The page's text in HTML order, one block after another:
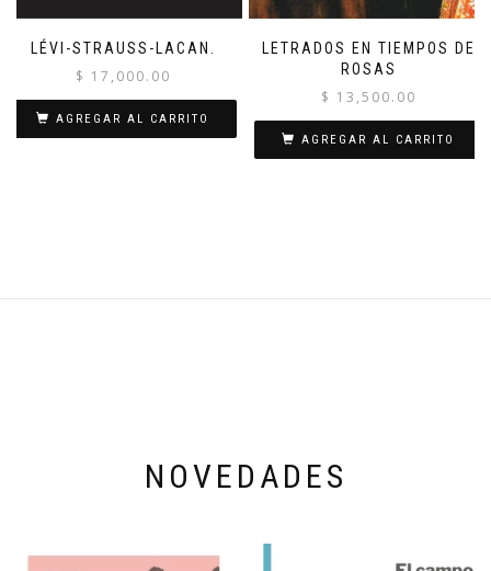
LÉVI-STRAUSS-LACAN.
$ 17,000.00
AGREGAR AL CARRITO
LETRADOS EN TIEMPOS DE
ROSAS
$ 13,500.00
AGREGAR AL CARRITO
NOVEDADES